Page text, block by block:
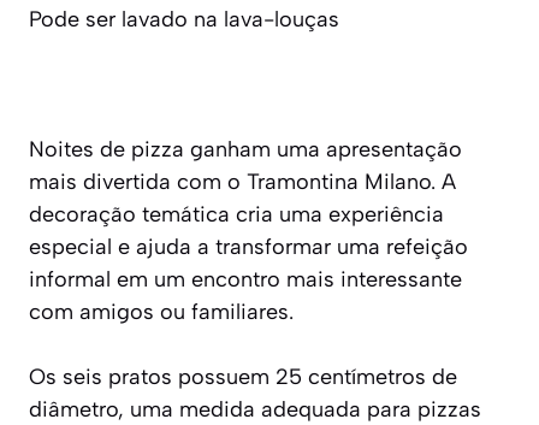
Pode ser lavado na lava-louças
Noites de pizza ganham uma apresentação
mais divertida com o Tramontina Milano. A
decoração temática cria uma experiência
especial e ajuda a transformar uma refeição
informal em um encontro mais interessante
com amigos ou familiares.
Os seis pratos possuem 25 centímetros de
diâmetro, uma medida adequada para pizzas